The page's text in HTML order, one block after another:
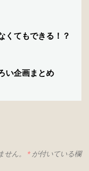
くてもできる！？
い企画まとめ
ん。 * が付いている欄